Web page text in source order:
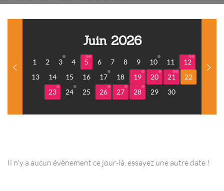
Juin 2026
1 2 3 4 5 6 7 8 9 10 11
12
13
14 15 16 17 18 19 20 21
22
23
24 25 26 27 28 29 30
Il n'y a aucun évènement ce jour-là, essayez une autre date !